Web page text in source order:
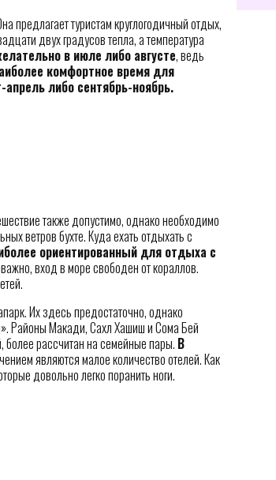
предлагает туристам круглогодичный отдых,
двух градусов тепла, а температура
в июле либо августе, ведь
комфортное время для
либо сентябрь-ноябрь.
также допустимо, однако необходимо
ветров бухте. Куда ехать отдыхать с
ориентированный для отдыха с
вход в море свободен от кораллов.
Их здесь предостаточно, однако
Районы Макади, Сахл Хашиш и Сома Бей
рассчитан на семейные пары. В
являются малое количество отелей. Как
довольно легко поранить ноги.